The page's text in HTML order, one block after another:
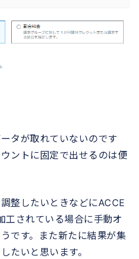
タが取れていないのです
ントに固定で出せるのは便
整したいときなどにACCE
工されている場合に手動オ
です。また新たに結果が集
たいと思います。